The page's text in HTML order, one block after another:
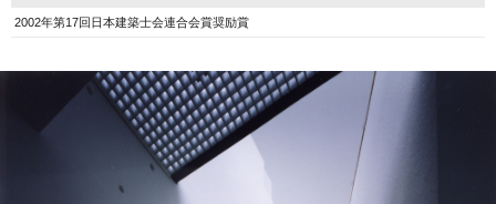
2002年第17回日本建築士会連合会賞奨励賞